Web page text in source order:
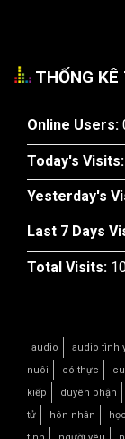
THỐNG KÊ
Online Users:
Today's Visits:
Yesterday's
Last 7 Days
Total Visits:
audio audio tình
nuôi
có thực
kiếp
duyên phận
tử
hôn nhân